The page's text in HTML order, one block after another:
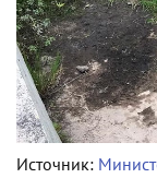
Источник: